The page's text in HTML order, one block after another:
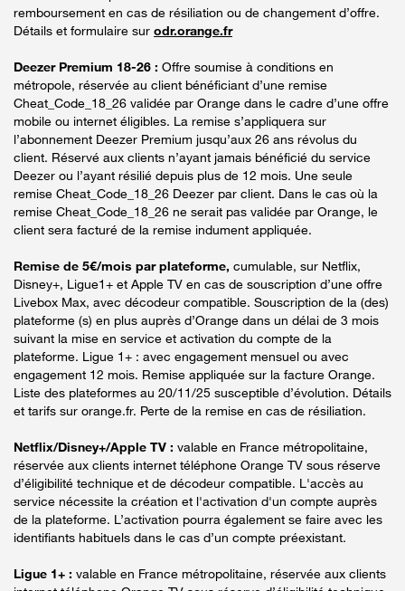
remboursement en cas de résiliation ou de changement d’offre.
Détails et formulaire sur odr.orange.fr
Deezer Premium 18-26 : Offre soumise à conditions en
métropole, réservée au client bénéficiant d’une remise
Cheat_Code_18_26 validée par Orange dans le cadre d’une offre
mobile ou internet éligibles. La remise s’appliquera sur
l’abonnement Deezer Premium jusqu’aux 26 ans révolus du
client. Réservé aux clients n’ayant jamais bénéficié du service
Deezer ou l’ayant résilié depuis plus de 12 mois. Une seule
remise Cheat_Code_18_26 Deezer par client. Dans le cas où la
remise Cheat_Code_18_26 ne serait pas validée par Orange, le
client sera facturé de la remise indument appliquée.
Remise de 5€/mois par plateforme, cumulable, sur Netflix,
Disney+, Ligue1+ et Apple TV en cas de souscription d’une offre
Livebox Max, avec décodeur compatible. Souscription de la (des)
plateforme (s) en plus auprès d’Orange dans un délai de 3 mois
suivant la mise en service et activation du compte de la
plateforme. Ligue 1+ : avec engagement mensuel ou avec
engagement 12 mois. Remise appliquée sur la facture Orange.
Liste des plateformes au 20/11/25 susceptible d’évolution. Détails
et tarifs sur orange.fr. Perte de la remise en cas de résiliation.
Netflix/Disney+/Apple TV : valable en France métropolitaine,
réservée aux clients internet téléphone Orange TV sous réserve
d’éligibilité technique et de décodeur compatible. L'accès au
service nécessite la création et l'activation d'un compte auprès
de la plateforme. L’activation pourra également se faire avec les
identifiants habituels dans le cas d’un compte préexistant.
Ligue 1+ : valable en France métropolitaine, réservée aux clients